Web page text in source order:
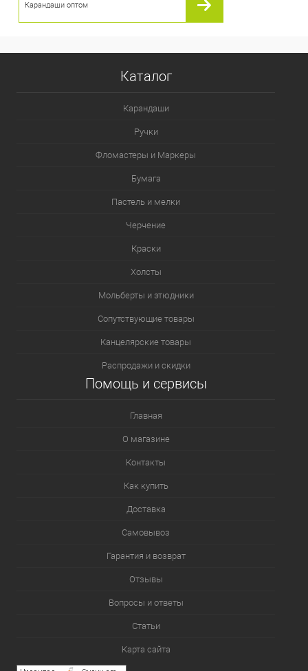
Карандаши оптом
Каталог
Карандаши
Ручки
Фломастеры и Маркеры
Бумага
Пастель и мелки
Черчение
Краски
Холсты
Мольберты и этюдники
Сопутствующие товары
Канцелярские товары
Распродажи и скидки
Помощь и сервисы
Главная
О магазине
Контакты
Как купить
Доставка
Самовывоз
Гарантия и возврат
Отзывы
Вопросы и ответы
Статьи
Карта сайта